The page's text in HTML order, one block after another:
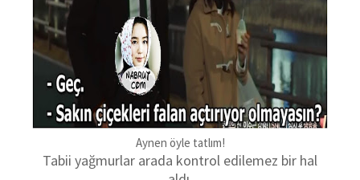
Aynen öyle tatlım!
Tabii yağmurlar arada kontrol edilemez bir hal